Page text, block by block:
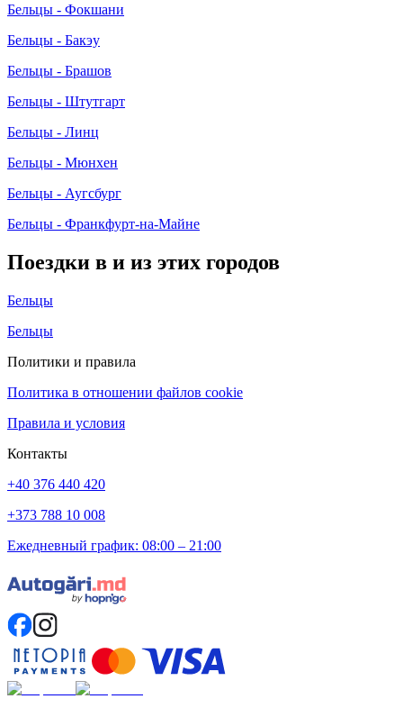
Бельцы - Фокшани
Бельцы - Бакэу
Бельцы - Брашов
Бельцы - Штутгарт
Бельцы - Линц
Бельцы - Мюнхен
Бельцы - Аугсбург
Бельцы - Франкфурт-на-Майне
Поездки в и из этих городов
Бельцы
Бельцы
Политики и правила
Политика в отношении файлов cookie
Правила и условия
Контакты
+40 376 440 420
+373 788 10 008
Ежедневный график: 08:00 – 21:00